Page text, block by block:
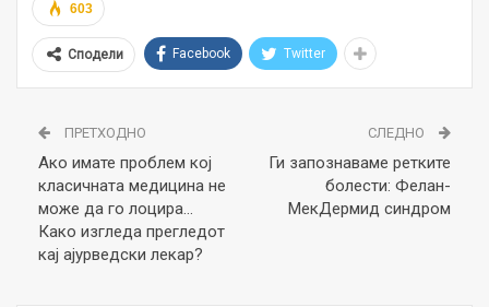
603
Сподели Facebook Twitter
ПРЕТХОДНО
Ако имате проблем кој
класичната медицина не
може да го лоцира…
Како изгледа прегледот
кај ајурведски лекар?
СЛЕДНО
Ги запознаваме ретките
болести: Фелан-
МекДермид синдром